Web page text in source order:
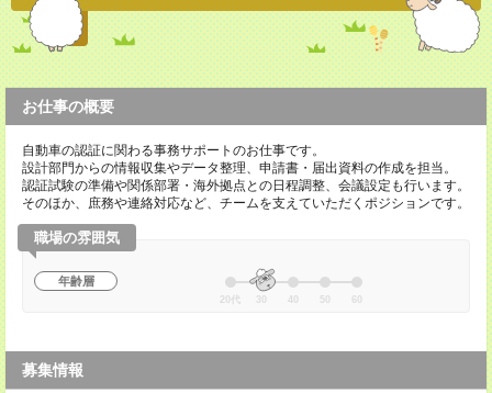
お仕事の概要
自動車の認証に関わる事務サポートのお仕事です。
設計部門からの情報収集やデータ整理、申請書・届出資料の作成を担当。
認証試験の準備や関係部署・海外拠点との日程調整、会議設定も行います。
そのほか、庶務や連絡対応など、チームを支えていただくポジションです。
職場の雰囲気
年齢層
20代 30 40 50 60
募集情報